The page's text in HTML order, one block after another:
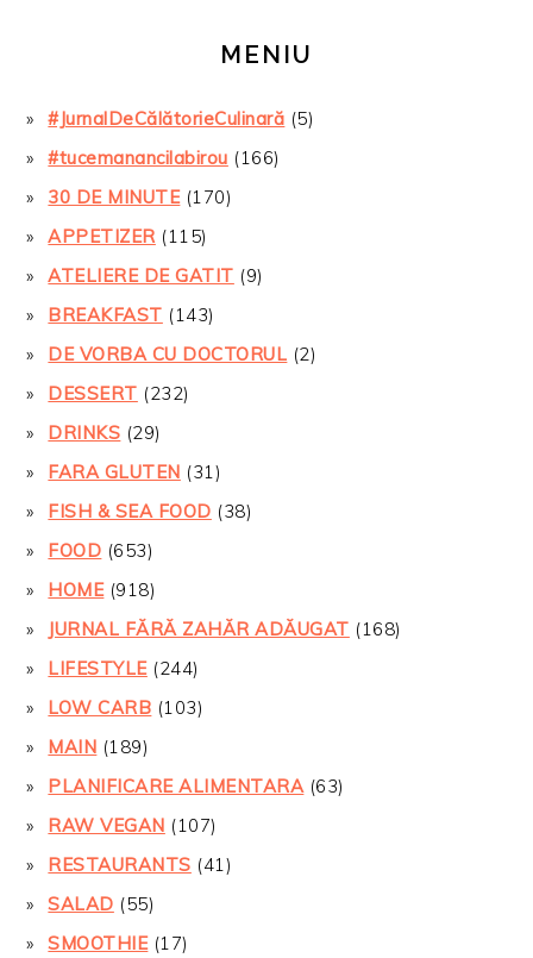
MENIU
#JurnalDeCălătorieCulinară (5)
#tucemanancilabirou (166)
30 DE MINUTE(170)
APPETIZER(115)
ATELIERE DE GATIT (9)
BREAKFAST (143)
DE VORBA CU DOCTORUL (2)
DESSERT (232)
DRINKS (29)
FARA GLUTEN (31)
FISH & SEA FOOD (38)
FOOD (653)
HOME(918)
JURNAL FĂRĂ ZAHĂR ADĂUGAT (168)
LIFESTYLE(244)
LOW CARB (103)
MAIN (189)
PLANIFICARE ALIMENTARA(63)
RAW VEGAN (107)
RESTAURANTS (41)
SALAD (55)
SMOOTHIE(17)